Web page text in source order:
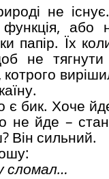
не
або
папір. Їх
не
є бик. Хоче
не йде –
Він сильний.
сломал…